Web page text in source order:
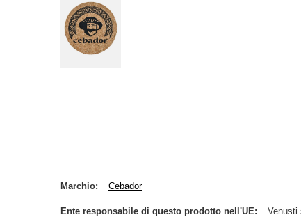
Marchio Cebador
Ente responsabile di questo prodotto nell'UE Venusti